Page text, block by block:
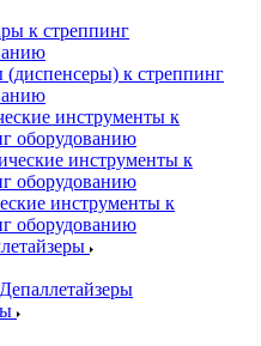
к стреппинг
к стреппинг
инструменты к
оборудованию
инструменты к
оборудованию
инструменты к
оборудованию